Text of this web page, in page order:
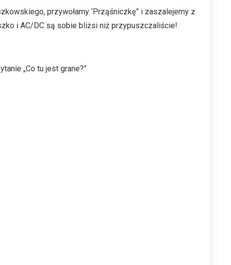
przywołamy ‘Prząśniczkę” i zaszalejemy z
i AC/DC są sobie bliżsi niż przypuszczaliście!
„Co tu jest grane?”